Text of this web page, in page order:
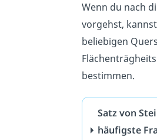
Wenn du nach
vorgehst,
beliebigen
bestimmen.
Satz von
häufigste